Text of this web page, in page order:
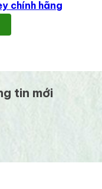
chính hãng
tin mới